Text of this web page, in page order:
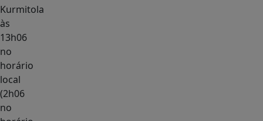
Kurmitola
às
13h06
no
horário
local
(2h06
no